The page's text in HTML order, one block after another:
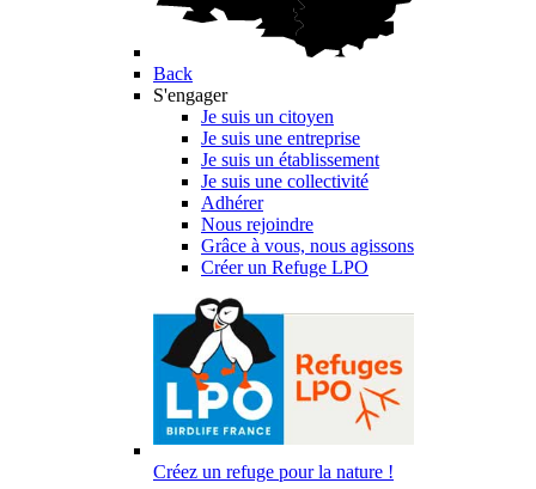
Back
S'engager
Je suis un citoyen
Je suis une entreprise
Je suis un établissement
Je suis une collectivité
Adhérer
Nous rejoindre
Grâce à vous, nous agissons
Créer un Refuge LPO
Créez un refuge pour la nature !